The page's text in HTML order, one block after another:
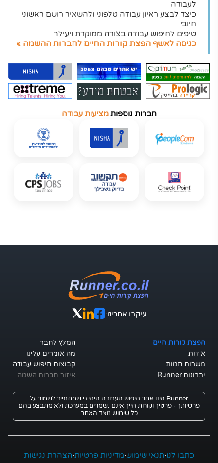
לעבודה
כיצד לבצע ראיון עבודה טלפוני ולהשאיר רושם ראשוני
חיובי
טיפים לחיפוש עבודה בצורה ממוקדת ויעילה
כניסה לאשף הפצת קורות החיים לחברות ההשמה »
חברות נוספותמציעות עבודה
עיקבו אחרינו:
הפצת קורות חיים
אודות
משרות חמות
יתרונות Runner
המלץ לחבר
מה אומרים עלינו
קבוצות חיפוש עבודה
איזור חברות השמה
Runner הינו אתר חיפוש העבודה היחידי שמתחייב לשמור על
פרטיותך - פרטיך וקורות חייך אינם נשמרים במערכת ולא מתבצע בהם
כל שימוש מצד האתר
כתבו לנו·תנאי שימוש·מדיניות פרטיות·הצהרת נגישות